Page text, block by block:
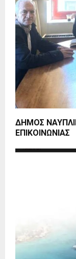
ΔΗΜΟΣ
ΕΠΙΚΟΙΝΩΝΙΑΣ